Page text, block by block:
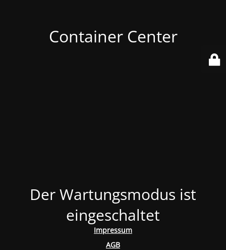
Container Center
Der Wartungsmodus ist
eingeschaltet
Impressum
AGB